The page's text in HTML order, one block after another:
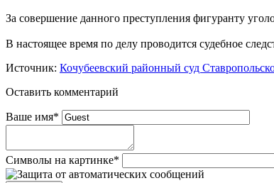
За совершение данного преступления фигуранту
В настоящее время по делу проводится судебное
Источник: Кочубеевский районный суд
Оставить комментарий
Ваше имя*
Символы на картинке*